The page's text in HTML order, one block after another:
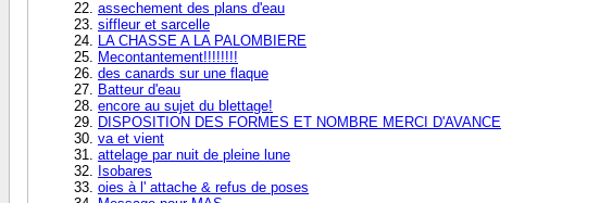
assechement des plans d'eau
siffleur et sarcelle
LA CHASSE A LA PALOMBIERE
Mecontantement!!!!!!!!
des canards sur une flaque
Batteur d'eau
encore au sujet du blettage!
DISPOSITION DES FORMES ET NOMBRE MERCI D'AVANCE
va et vient
attelage par nuit de pleine lune
Isobares
oies à l' attache & refus de poses